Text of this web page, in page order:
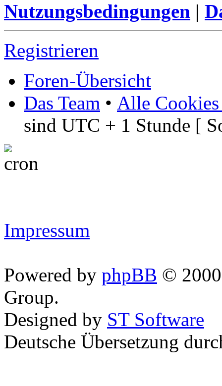
Nutzungsbedingungen |
Registrieren
Foren-Übersicht
Das Team • Alle Cookies
sind UTC + 1 Stunde [
Impressum
Powered by phpBB ©
Group.
Designed by ST Software
Deutsche Übersetzung